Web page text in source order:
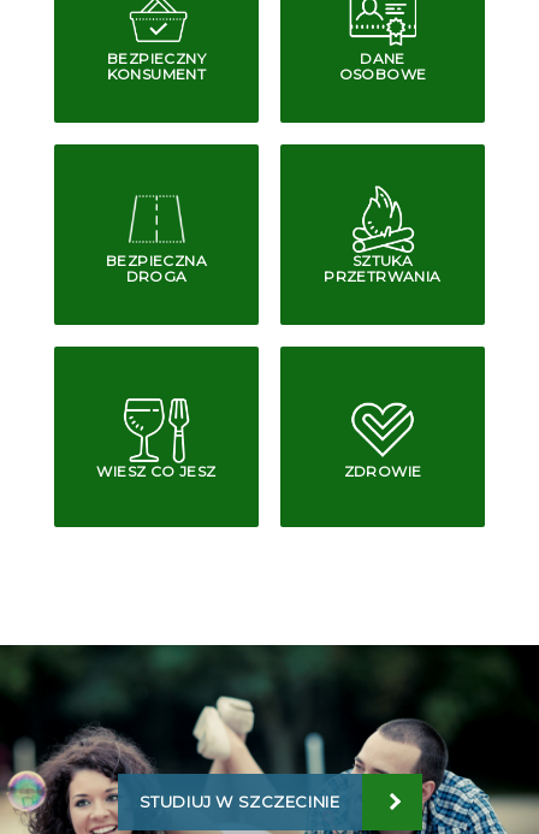
BEZPIECZNY
KONSUMENT
DANE
OSOBOWE
BEZPIECZNA
DROGA
SZTUKA
PRZETRWANIA
WIESZ CO JESZ ZDROWIE
STUDIUJ W SZCZECINIE